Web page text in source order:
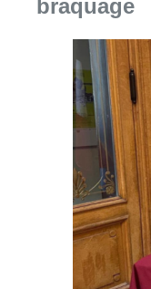
braquage